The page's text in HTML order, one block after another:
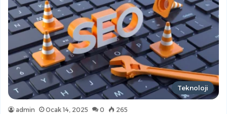
Teknoloji
admin Ocak 14, 2025 0 265